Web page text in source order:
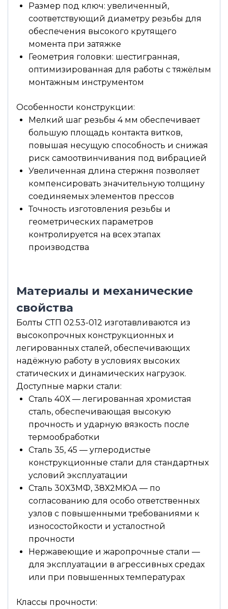
Размер под ключ: увеличенный,
соответствующий диаметру резьбы для
обеспечения высокого крутящего
момента при затяжке
Геометрия головки: шестигранная,
оптимизированная для работы с тяжёлым
монтажным инструментом
Особенности конструкции:
Мелкий шаг резьбы 4 мм обеспечивает
большую площадь контакта витков,
повышая несущую способность и снижая
риск самоотвинчивания под вибрацией
Увеличенная длина стержня позволяет
компенсировать значительную толщину
соединяемых элементов прессов
Точность изготовления резьбы и
геометрических параметров
контролируется на всех этапах
производства
Материалы и механические
свойства
Болты СТП 02.53-012 изготавливаются из
высокопрочных конструкционных и
легированных сталей, обеспечивающих
надёжную работу в условиях высоких
статических и динамических нагрузок.
Доступные марки стали:
Сталь 40Х — легированная хромистая
сталь, обеспечивающая высокую
прочность и ударную вязкость после
термообработки
Сталь 35, 45 — углеродистые
конструкционные стали для стандартных
условий эксплуатации
Сталь 30Х3МФ, 38Х2МЮА — по
согласованию для особо ответственных
узлов с повышенными требованиями к
износостойкости и усталостной
прочности
Нержавеющие и жаропрочные стали —
для эксплуатации в агрессивных средах
или при повышенных температурах
Классы прочности: